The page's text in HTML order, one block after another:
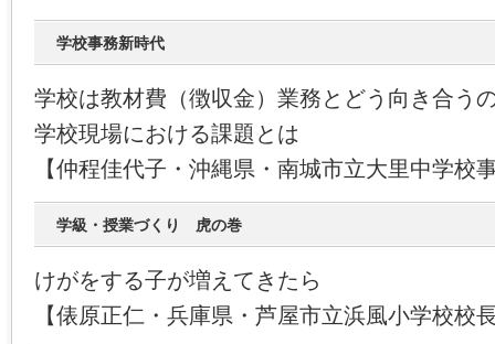
学校事務新時代
学校は教材費（徴収金）業務とどう向き合う
学校現場における課題とは
【仲程佳代子・沖縄県・南城市立大里中学校
学級・授業づくり 虎の巻
けがをする子が増えてきたら
【俵原正仁・兵庫県・芦屋市立浜風小学校校